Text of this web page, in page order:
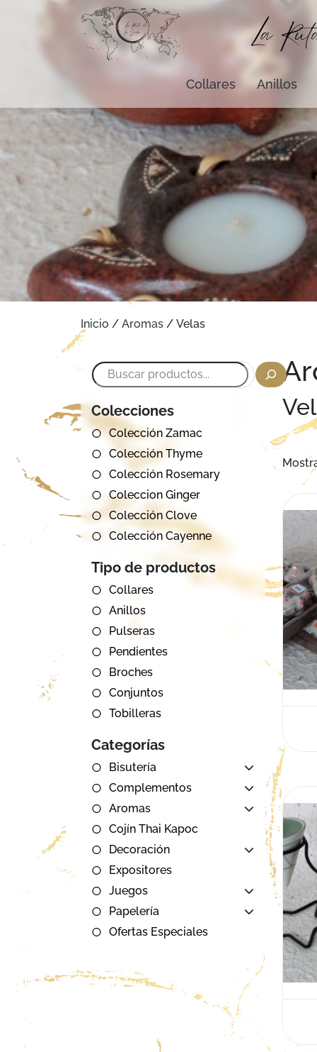
Collares Anillos
Inicio / Aromas / Velas
Buscar
Colecciones
Colección Zamac
Colección Thyme
Colección Rosemary
Coleccion Ginger
Colección Clove
Colección Cayenne
Tipo de productos
Collares
Anillos
Pulseras
Pendientes
Broches
Conjuntos
Tobilleras
Categorías
Bisutería
Complementos
Aromas
Cojín Thai Kapoc
Decoración
Expositores
Juegos
Papelería
Ofertas Especiales